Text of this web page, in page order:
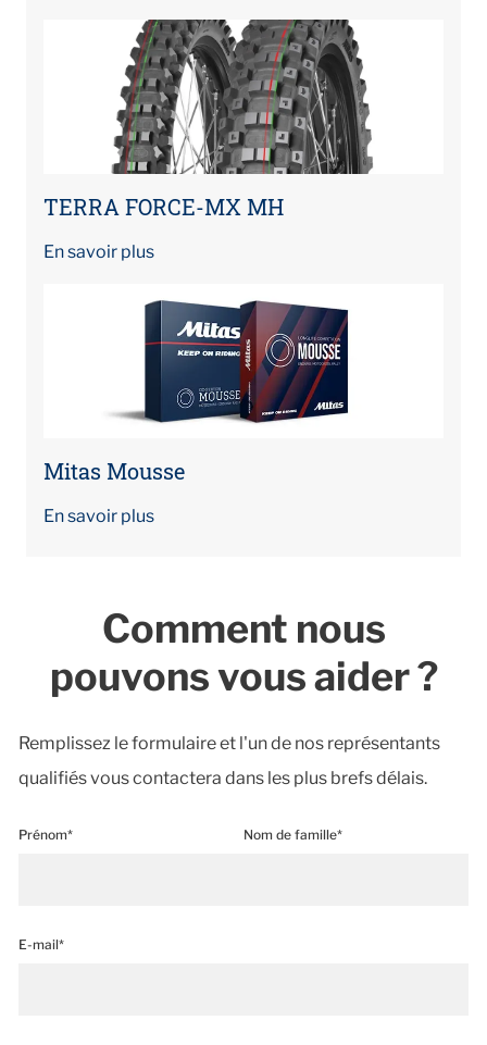
TERRA FORCE-MX MH
En savoir plus
Mitas Mousse
En savoir plus
Comment nous
pouvons vous aider ?
Remplissez le formulaire et l'un de nos représentants
qualifiés vous contactera dans les plus brefs délais.
Prénom* Nom de famille*
E-mail*